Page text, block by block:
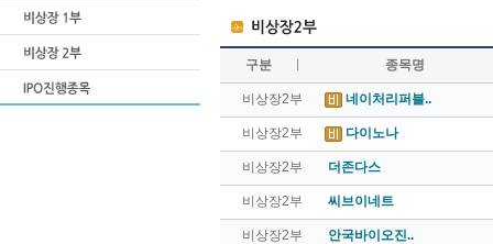
구분 종목명
비상장2부 네이처리퍼블..
비상장2부 다이노나
비상장2부 더존다스
비상장2부 씨브이네트
비상장2부 안국바이오진..